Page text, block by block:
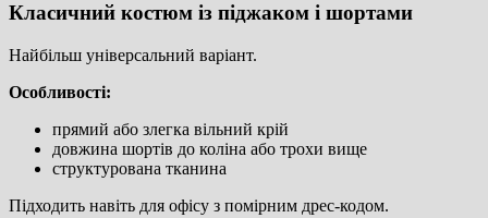
Класичний костюм із піджаком і шортами
Найбільш універсальний варіант.
Особливості:
прямий або злегка вільний крій
довжина шортів до коліна або трохи вище
структурована тканина
Підходить навіть для офісу з помірним дрес-кодом.